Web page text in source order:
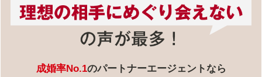
成婚率No.1のパートナーエージェントなら